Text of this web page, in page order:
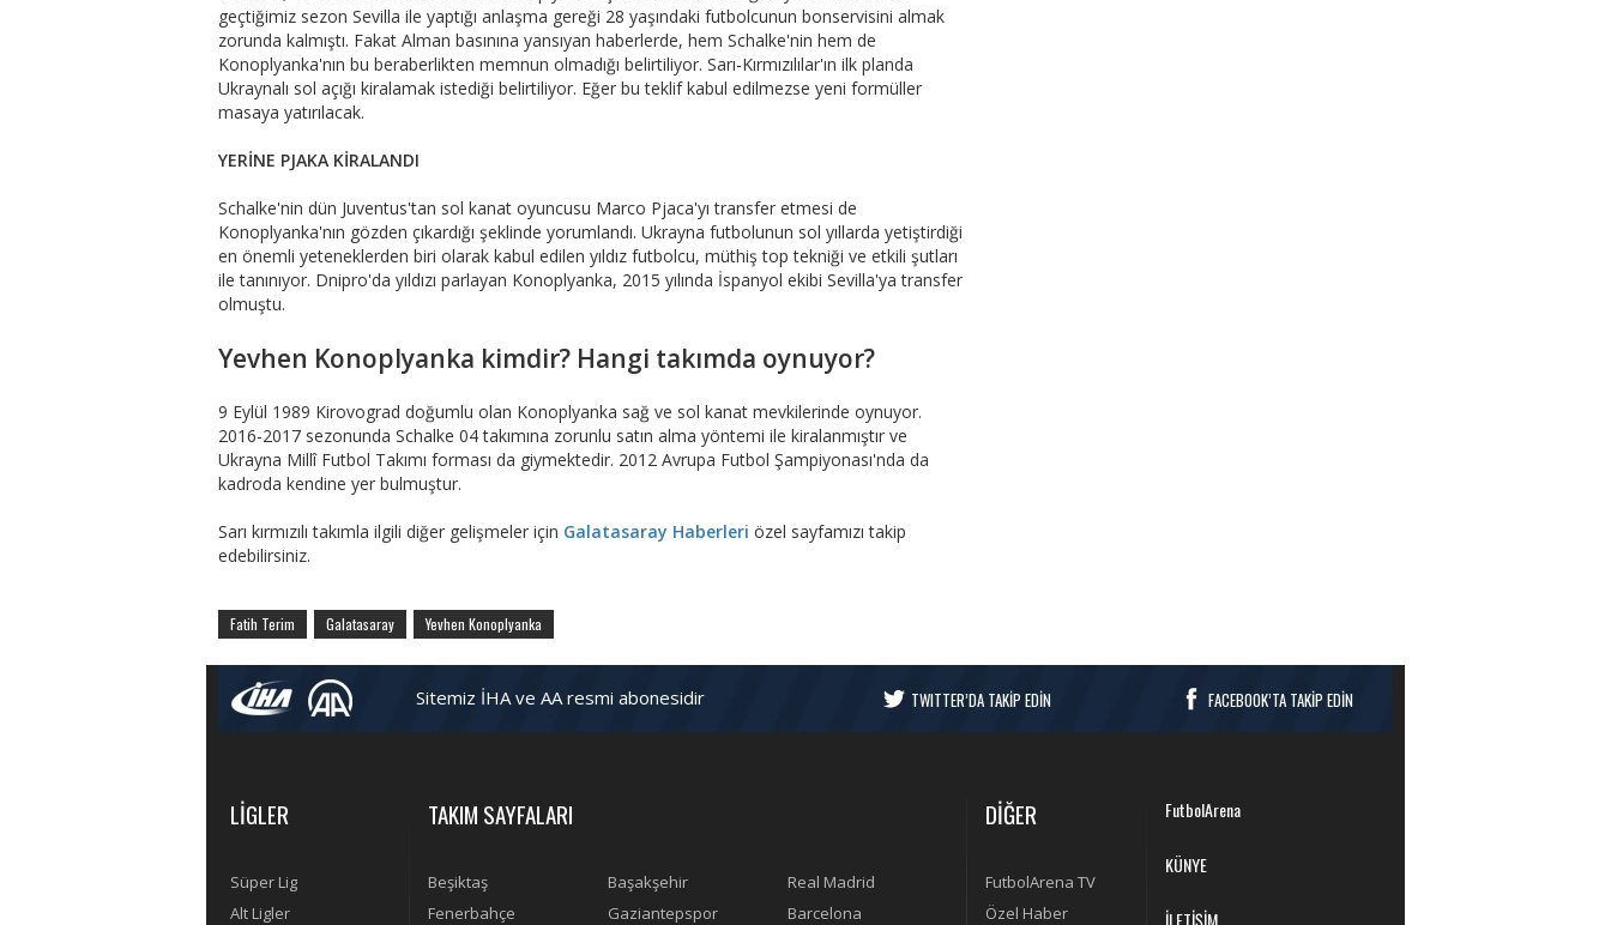
geçtiğimiz sezon Sevilla ile yaptığı anlaşma gereği 28 yaşındaki futbolcunun bonservisini almak
zorunda kalmıştı. Fakat Alman basınına yansıyan haberlerde, hem Schalke'nin hem de
Konoplyanka'nın bu beraberlikten memnun olmadığı belirtiliyor. Sarı-Kırmızılılar'ın ilk planda
Ukraynalı sol açığı kiralamak istediği belirtiliyor. Eğer bu teklif kabul edilmezse yeni formüller
masaya yatırılacak.
YERİNE PJAKA KİRALANDI
Schalke'nin dün Juventus'tan sol kanat oyuncusu Marco Pjaca'yı transfer etmesi de
Konoplyanka'nın gözden çıkardığı şeklinde yorumlandı. Ukrayna futbolunun sol yıllarda yetiştirdiği
en önemli yeteneklerden biri olarak kabul edilen yıldız futbolcu, müthiş top tekniği ve etkili şutları
ile tanınıyor. Dnipro'da yıldızı parlayan Konoplyanka, 2015 yılında İspanyol ekibi Sevilla'ya transfer
olmuştu.
Yevhen Konoplyanka kimdir? Hangi takımda oynuyor?
9 Eylül 1989 Kirovograd doğumlu olan Konoplyanka sağ ve sol kanat mevkilerinde oynuyor.
2016-2017 sezonunda Schalke 04 takımına zorunlu satın alma yöntemi ile kiralanmıştır ve
Ukrayna Millî Futbol Takımı forması da giymektedir. 2012 Avrupa Futbol Şampiyonası'nda da
kadroda kendine yer bulmuştur.
Sarı kırmızılı takımla ilgili diğer gelişmeler için Galatasaray Haberleri özel sayfamızı takip
edebilirsiniz.
Fatih Terim Galatasaray Yevhen Konoplyanka
Sitemiz İHA ve AA resmi abonesidir TWITTER’DA TAKİP EDİN FACEBOOK’TA TAKİP EDİN
LİGLER
Süper Lig
Alt Ligler
TAKIM SAYFALARI
Beşiktaş Başakşehir
Real Madrid
Fenerbahçe
Gaziantepspor Barcelona
DİĞER
FutbolArena TV
Özel Haber
FutbolArena
KÜNYE
İLETİŞİM